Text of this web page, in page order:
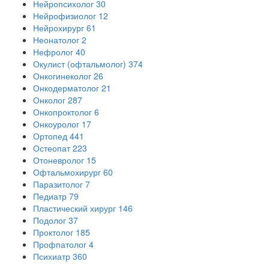
Нейропсихолог 30
Нейрофизиолог 12
Нейрохирург 61
Неонатолог 2
Нефролог 40
Окулист (офтальмолог) 374
Онкогинеколог 26
Онкодерматолог 21
Онколог 287
Онкопроктолог 6
Онкоуролог 17
Ортопед 441
Остеопат 223
Отоневролог 15
Офтальмохирург 60
Паразитолог 7
Педиатр 79
Пластический хирург 146
Подолог 37
Проктолог 185
Профпатолог 4
Психиатр 360